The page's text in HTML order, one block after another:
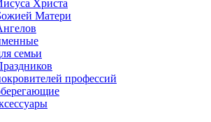
Христа
Матери
семьи
профессий